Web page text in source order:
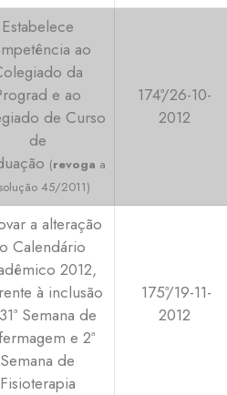
Estabelece
ao
da
e ao
de Curso
de
(revoga a
45/2011)
174ª/26-10-
2012
a alteração
Calendário
2012,
à inclusão
Semana de
e 2ª
Semana de
Fisioterapia
175ª/19-11-
2012